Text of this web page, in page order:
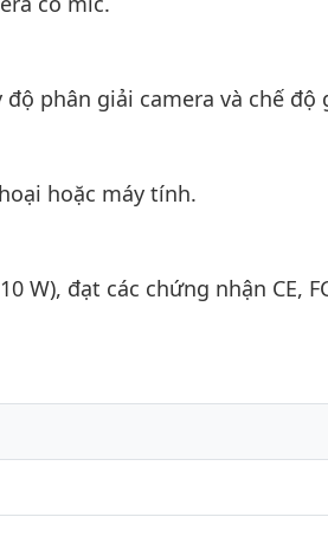
phân giải camera và chế độ
hoặc máy tính.
W), đạt các chứng nhận CE,